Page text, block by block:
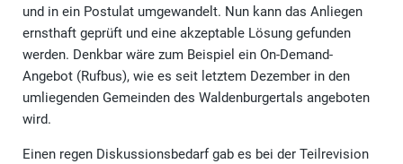
und in ein Postulat umgewandelt. Nun kann das Anliegen
ernsthaft geprüft und eine akzeptable Lösung gefunden
werden. Denkbar wäre zum Beispiel ein On-Demand-
Angebot (Rufbus), wie es seit letztem Dezember in den
umliegenden Gemeinden des Waldenburgertals angeboten
wird.
Einen regen Diskussionsbedarf gab es bei der Teilrevision